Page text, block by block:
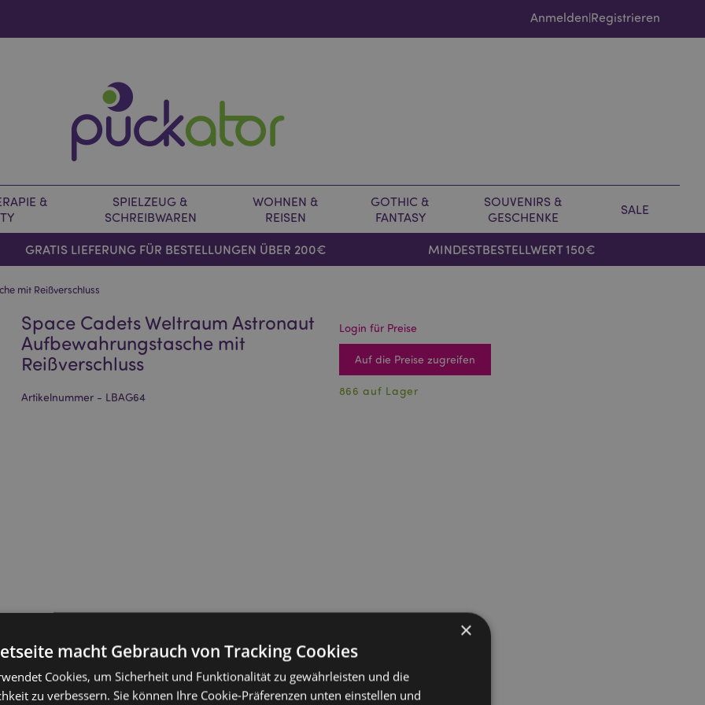
Anmelden|Registrieren
&
SPIELZEUG &
SCHREIBWAREN
WOHNEN &
REISEN
GOTHIC &
FANTASY
SOUVENIRS &
GESCHENKE
SALE
GRATIS LIEFERUNG FÜR BESTELLUNGEN ÜBER 200€ MINDESTBESTELLWERT 150€
mit Reißverschluss
Space Cadets Weltraum Astronaut
Aufbewahrungstasche mit
Reißverschluss
Artikelnummer - LBAG64
Login für Preise
Auf die Preise zugreifen
866 auf Lager
×
macht Gebrauch von Tracking Cookies
Cookies, um Sicherheit und Funktionalität zu gewährleisten und die
zu verbessern. Sie können Ihre Cookie-Präferenzen unten einstellen und